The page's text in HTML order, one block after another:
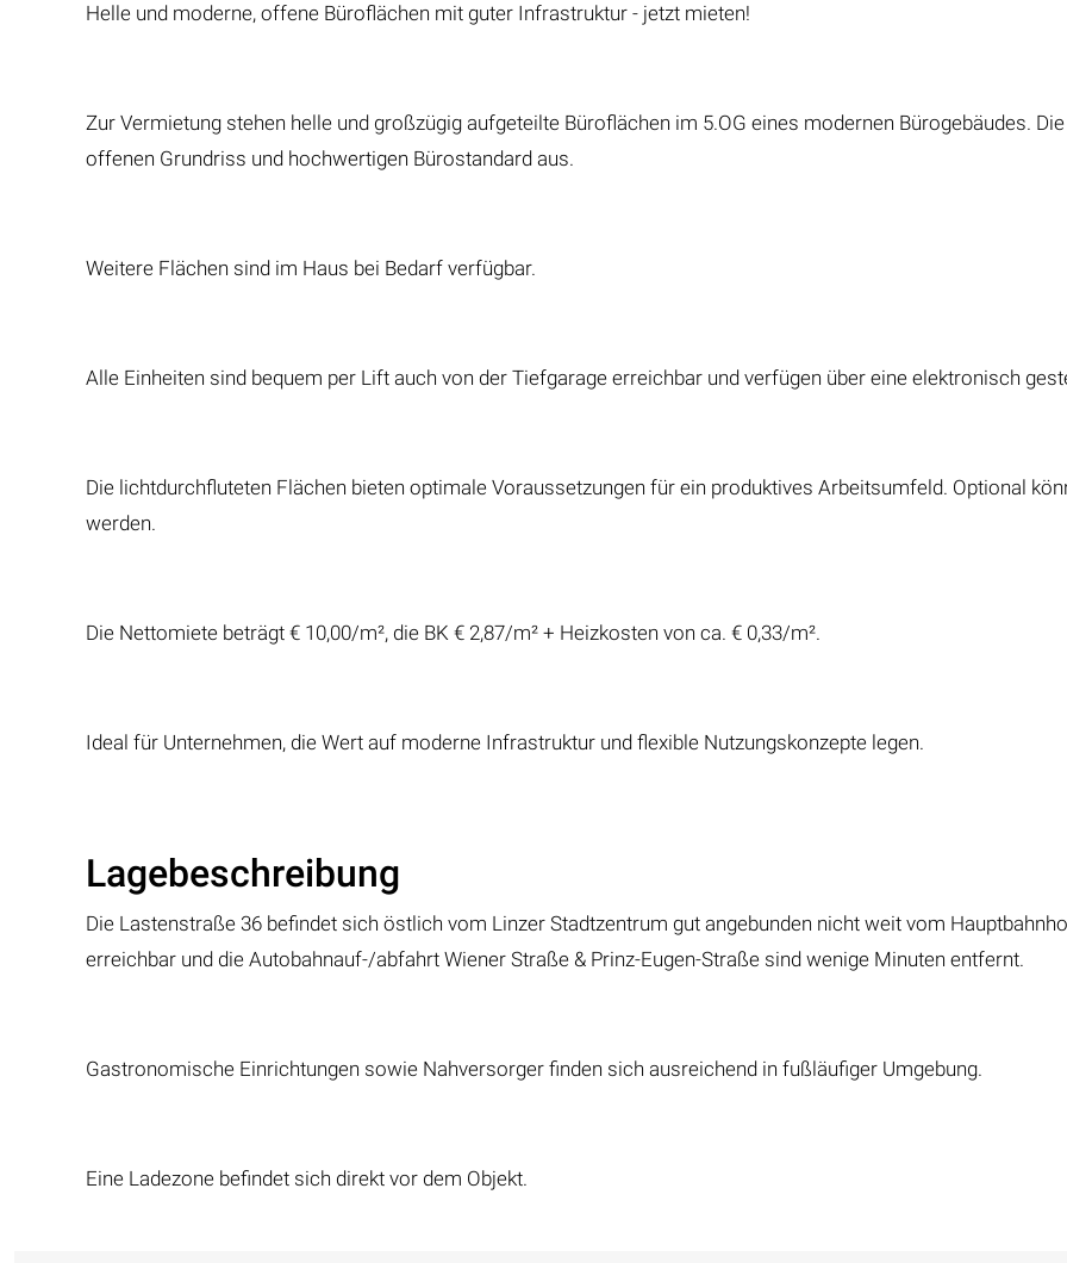
Helle und moderne, offene Büroflächen mit guter Infrastruktur - jetzt mieten!
Zur Vermietung stehen helle und großzügig aufgeteilte Büroflächen im 5.OG eines modernen Bürogebäudes.
offenen Grundriss und hochwertigen Bürostandard aus.
Weitere Flächen sind im Haus bei Bedarf verfügbar.
Alle Einheiten sind bequem per Lift auch von der Tiefgarage erreichbar und verfügen über eine elektronisch
Die lichtdurchfluteten Flächen bieten optimale Voraussetzungen für ein produktives Arbeitsumfeld. Optional
werden.
Die Nettomiete beträgt € 10,00/m², die BK € 2,87/m² + Heizkosten von ca. € 0,33/m².
Ideal für Unternehmen, die Wert auf moderne Infrastruktur und flexible Nutzungskonzepte legen.
Lagebeschreibung
Die Lastenstraße 36 befindet sich östlich vom Linzer Stadtzentrum gut angebunden nicht weit vom
erreichbar und die Autobahnauf-/abfahrt Wiener Straße & Prinz-Eugen-Straße sind wenige Minuten entfernt.
Gastronomische Einrichtungen sowie Nahversorger finden sich ausreichend in fußläufiger Umgebung.
Eine Ladezone befindet sich direkt vor dem Objekt.